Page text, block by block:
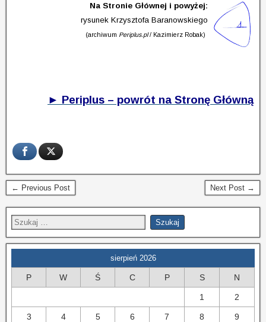
Na Stronie Głównej i powyżej:
rysunek Krzysztofa Baranowskiego
(archiwum Periplus.pl/ Kazimierz Robak)
► Periplus – powrót na Stronę Główną
← Previous Post Next Post →
sierpień 2026
P W Ś C P S N
1 2
3 4 5 6 7 8 9